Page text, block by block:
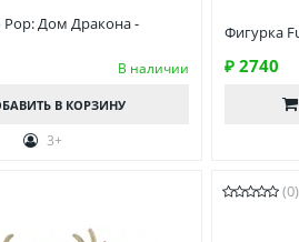
Pop: Дом Дракона -
В наличии
В КОРЗИНУ
3+
Фигурка
₽ 2740
(0)